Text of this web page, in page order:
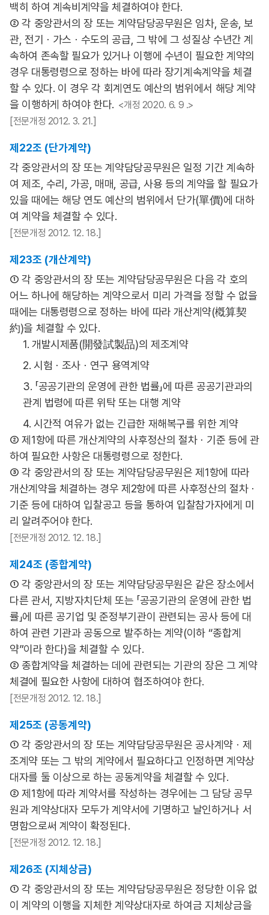
백히 하여 계속비계약을 체결하여야 한다.
② 각 중앙관서의 장 또는 계약담당공무원은 임차, 운송, 보
관, 전기ㆍ가스ㆍ수도의 공급, 그 밖에 그 성질상 수년간 계
속하여 존속할 필요가 있거나 이행에 수년이 필요한 계약의
경우 대통령령으로 정하는 바에 따라 장기계속계약을 체결
할 수 있다. 이 경우 각 회계연도 예산의 범위에서 해당 계약
을 이행하게 하여야 한다. <개정 2020. 6. 9 .>
[전문개정 2012. 3. 21.]
제22조 (단가계약)
각 중앙관서의 장 또는 계약담당공무원은 일정 기간 계속하
여 제조, 수리, 가공, 매매, 공급, 사용 등의 계약을 할 필요가
있을 때에는 해당 연도 예산의 범위에서 단가(單價)에 대하
여 계약을 체결할 수 있다.
[전문개정 2012. 12. 18.]
제23조 (개산계약)
① 각 중앙관서의 장 또는 계약담당공무원은 다음 각 호의
어느 하나에 해당하는 계약으로서 미리 가격을 정할 수 없을
때에는 대통령령으로 정하는 바에 따라 개산계약(槪算契
約)을 체결할 수 있다.
1. 개발시제품(開發試製品)의 제조계약
2. 시험ㆍ조사ㆍ연구 용역계약
3. 「공공기관의 운영에 관한 법률」에 따른 공공기관과의
관계 법령에 따른 위탁 또는 대행 계약
4. 시간적 여유가 없는 긴급한 재해복구를 위한 계약
② 제1항에 따른 개산계약의 사후정산의 절차ㆍ기준 등에 관
하여 필요한 사항은 대통령령으로 정한다.
③ 각 중앙관서의 장 또는 계약담당공무원은 제1항에 따라
개산계약을 체결하는 경우 제2항에 따른 사후정산의 절차ㆍ
기준 등에 대하여 입찰공고 등을 통하여 입찰참가자에게 미
리 알려주어야 한다.
[전문개정 2012. 12. 18.]
제24조 (종합계약)
① 각 중앙관서의 장 또는 계약담당공무원은 같은 장소에서
다른 관서, 지방자치단체 또는 「공공기관의 운영에 관한 법
률」에 따른 공기업 및 준정부기관이 관련되는 공사 등에 대
하여 관련 기관과 공동으로 발주하는 계약(이하 “종합계
약”이라 한다)을 체결할 수 있다.
② 종합계약을 체결하는 데에 관련되는 기관의 장은 그 계약
체결에 필요한 사항에 대하여 협조하여야 한다.
[전문개정 2012. 12. 18.]
제25조 (공동계약)
① 각 중앙관서의 장 또는 계약담당공무원은 공사계약ㆍ제
조계약 또는 그 밖의 계약에서 필요하다고 인정하면 계약상
대자를 둘 이상으로 하는 공동계약을 체결할 수 있다.
② 제1항에 따라 계약서를 작성하는 경우에는 그 담당 공무
원과 계약상대자 모두가 계약서에 기명하고 날인하거나 서
명함으로써 계약이 확정된다.
[전문개정 2012. 12. 18.]
제26조 (지체상금)
① 각 중앙관서의 장 또는 계약담당공무원은 정당한 이유 없
이 계약의 이행을 지체한 계약상대자로 하여금 지체상금을